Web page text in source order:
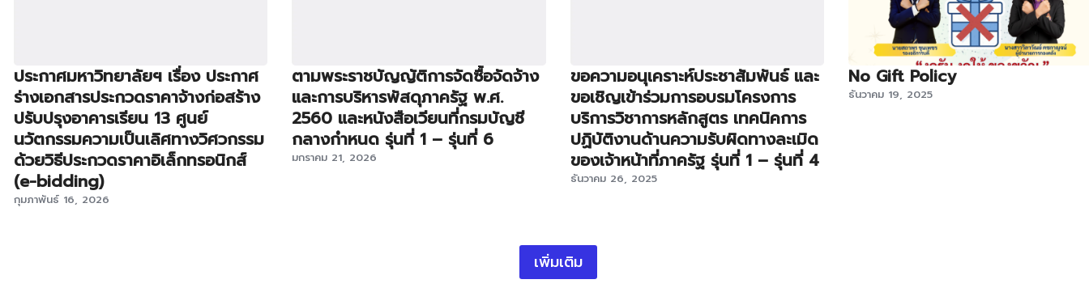
ประกาศมหาวิทยาลัยฯ เรื่อง ประกาศ
ร่างเอกสารประกวดราคาจ้างก่อสร้าง
ปรับปรุงอาคารเรียน 13 ศูนย์
นวัตกรรมความเป็นเลิศทางวิศวกรรม
ด้วยวิธีประกวดราคาอิเล็กทรอนิกส์
(e-bidding)
กุมภาพันธ์ 16, 2026
ตามพระราชบัญญัติการจัดซื้อจัดจ้าง
และการบริหารพัสดุภาครัฐ พ.ศ.
2560 และหนังสือเวียนที่กรมบัญชี
กลางกำหนด รุ่นที่ 1 – รุ่นที่ 6
มกราคม 21, 2026
ขอความอนุเคราะห์ประชาสัมพันธ์ และ
ขอเชิญเข้าร่วมการอบรมโครงการ
บริการวิชาการหลักสูตร เทคนิคการ
ปฏิบัติงานด้านความรับผิดทางละเมิด
ของเจ้าหน้าที่ภาครัฐ รุ่นที่ 1 – รุ่นที่ 4
ธันวาคม 26, 2025
No Gift Policy
ธันวาคม 19, 2025
เพิ่มเติม